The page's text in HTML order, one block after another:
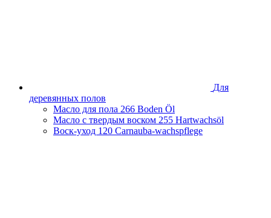
Для
деревянных полов
Масло для пола 266 Boden Öl
Масло с твердым воском 255 Hartwachsöl
Воск-уход 120 Carnauba-wachspflege